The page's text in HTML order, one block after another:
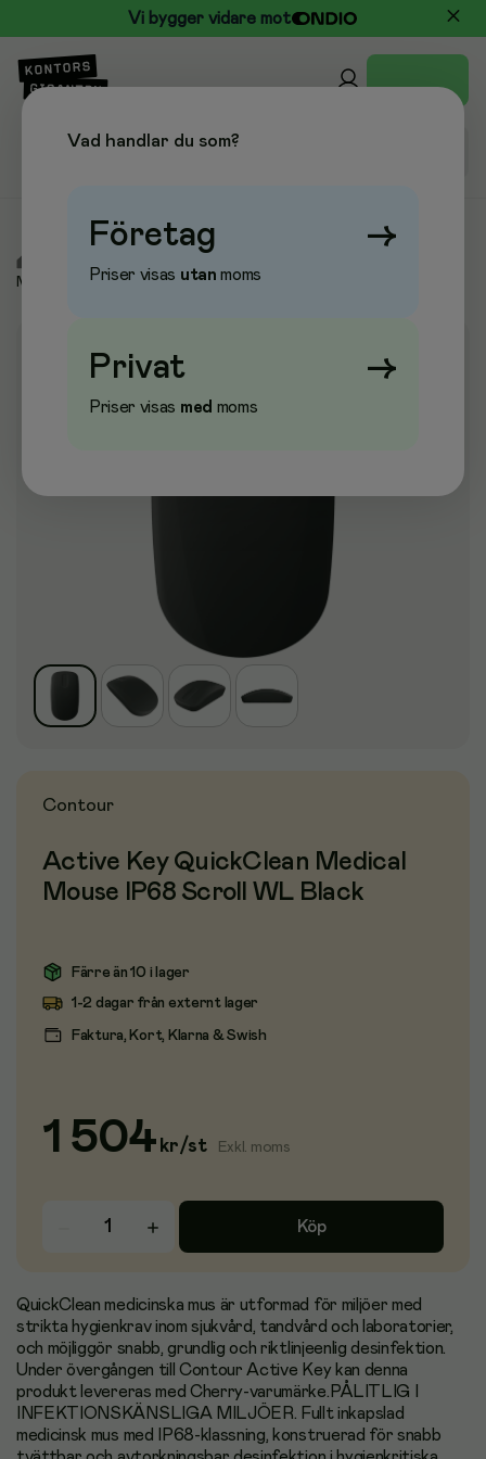
Vi bygger vidare mot
Möss medicinska
Contour
Active Key QuickClean Medical
Mouse IP68 Scroll WL Black
Färre än 10 i lager
1-2 dagar från externt lager
Faktura, Kort, Klarna & Swish
1 504 kr/st Exkl. moms
Köp
QuickClean medicinska mus är utformad för miljöer med
strikta hygienkrav inom sjukvård, tandvård och laboratorier,
och möjliggör snabb, grundlig och riktlinjeenlig desinfektion.
Under övergången till Contour Active Key kan denna
produkt levereras med Cherry-varumärke.PÅLITLIG I
INFEKTIONSKÄNSLIGA MILJÖER. Fullt inkapslad
medicinsk mus med IP68-klassning, konstruerad för snabb
Vad handlar du som?
Företag →
Priser visas utan moms
Privat →
Priser visas med moms